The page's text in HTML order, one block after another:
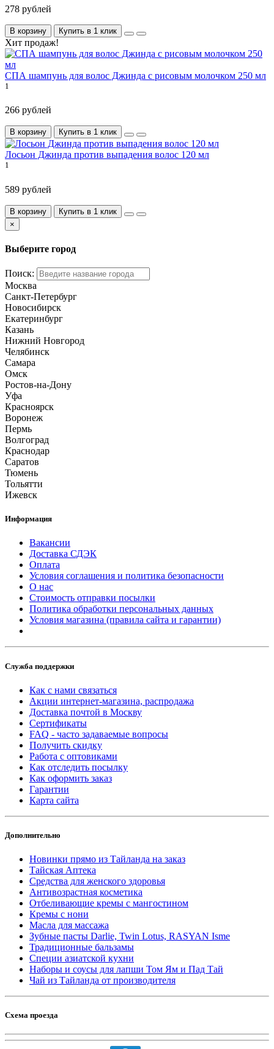
278 рублей
В корзину Купить в 1 клик
Хит продаж!
СПА шампунь для волос Джинда с рисовым молочком 250 мл
1
266 рублей
В корзину Купить в 1 клик
Лосьон Джинда против выпадения волос 120 мл
1
589 рублей
В корзину
Купить в 1 клик
×
Выберите город
Поиск:
Москва
Санкт-Петербург
Новосибирск
Екатеринбург
Казань
Нижний Новгород
Челябинск
Самара
Омск
Ростов-на-Дону
Уфа
Красноярск
Воронеж
Пермь
Волгоград
Краснодар
Саратов
Тюмень
Тольятти
Ижевск
Информация
Вакансии
Доставка СДЭК
Оплата
Условия соглашения и политика безопасности
О нас
Стоимость отправки посылки
Политика обработки персональных данных
Условия магазина (правила сайта и гарантии)
Служба поддержки
Как с нами связаться
Акции интернет-магазина, распродажа
Доставка почтой в Москву
Сертификаты
FAQ - часто задаваемые вопросы
Получить скидку
Работа с оптовиками
Как отследить посылку
Как оформить заказ
Гарантии
Карта сайта
Дополнительно
Новинки прямо из Тайланда на заказ
Тайская Аптека
Средства для женского здоровья
Антивозрастная косметика
Отбеливающие кремы с мангостином
Кремы с нони
Масла для массажа
Зубные пасты Darlie, Twin Lotus, RASYAN Isme
Традиционные бальзамы
Специи азиатской кухни
Наборы и соусы для лапши Том Ям и Пад Тай
Чай из Тайланда от производителя
Схема проезда